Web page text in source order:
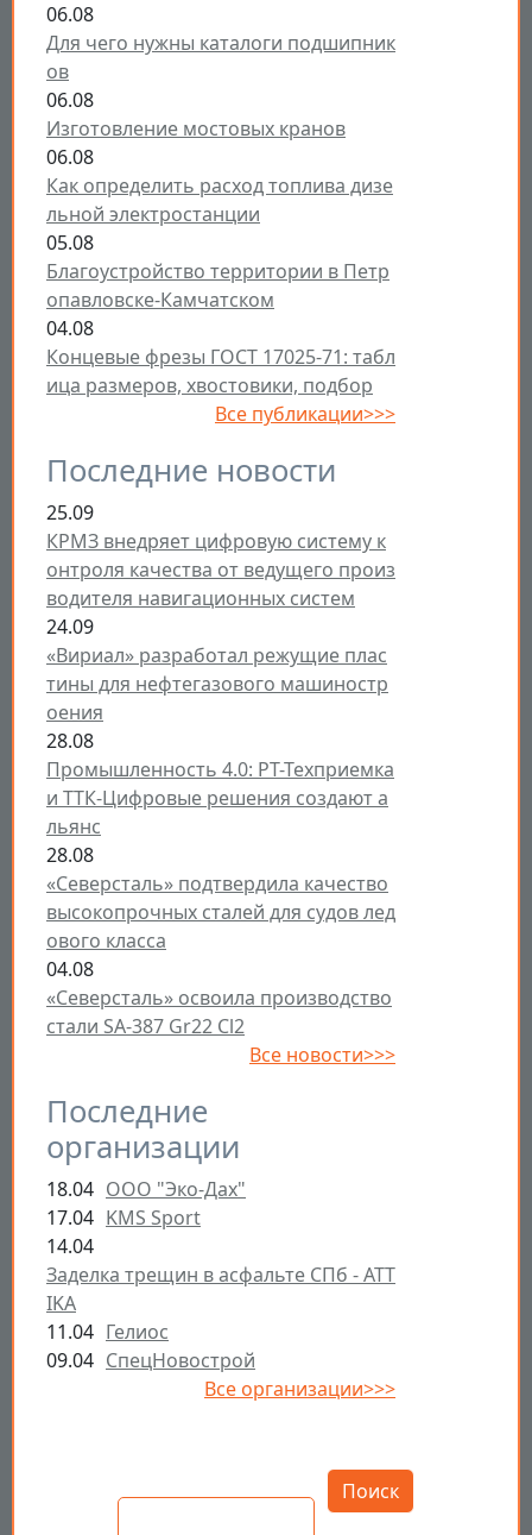
06.08
Для чего нужны каталоги подшипник
ов
06.08
Изготовление мостовых кранов
06.08
Как определить расход топлива дизе
льной электростанции
05.08
Благоустройство территории в Петр
опавловске-Камчатском
04.08
Концевые фрезы ГОСТ 17025-71: табл
ица размеров, хвостовики, подбор
Все публикации>>>
Последние новости
25.09
КРМЗ внедряет цифровую систему к
онтроля качества от ведущего произ
водителя навигационных систем
24.09
«Вириал» разработал режущие плас
тины для нефтегазового машиностр
оения
28.08
Промышленность 4.0: РТ-Техприемка
и ТТК-Цифровые решения создают а
льянс
28.08
«Северсталь» подтвердила качество
высокопрочных сталей для судов лед
ового класса
04.08
«Северсталь» освоила производство
стали SA-387 Gr22 Cl2
Все новости>>>
Последние
организации
18.04 ООО "Эко-Дах"
17.04 KMS Sport
14.04
Заделка трещин в асфальте СПб - ATT
IKA
11.04 Гелиос
09.04 СпецНовострой
Все организации>>>